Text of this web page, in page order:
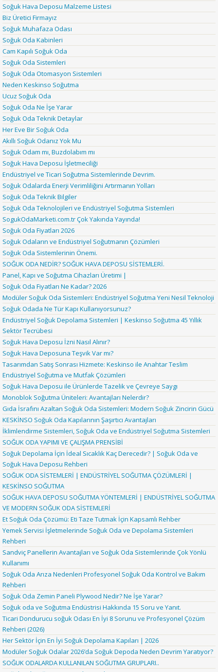
Soğuk Hava Deposu Malzeme Listesi
Biz Üretici Firmayız
Soğuk Muhafaza Odası
Soğuk Oda Kabinleri
Cam Kapılı Soğuk Oda
Soğuk Oda Sistemleri
Soğuk Oda Otomasyon Sistemleri
Neden Keskinso Soğutma
Ucuz Soğuk Oda
Soğuk Oda Ne İşe Yarar
Soğuk Oda Teknik Detaylar
Her Eve Bir Soğuk Oda
Akıllı Soğuk Odanız Yok Mu
Soğuk Odam mı, Buzdolabım mı
Soğuk Hava Deposu İşletmeciliği
Endüstriyel ve Ticari Soğutma Sistemlerinde Devrim.
Soğuk Odalarda Enerji Verimliliğini Artırmanın Yolları
Soğuk Oda Teknik Bilgiler
Soğuk Oda Teknolojileri ve Endüstriyel Soğutma Sistemleri
SogukOdaMarketi.com.tr Çok Yakında Yayında!
Soğuk Oda Fiyatları 2026
Soğuk Odaların ve Endüstriyel Soğutmanın Çözümleri
Soğuk Oda Sistemlerinin Önemi.
SOĞUK ODA NEDİR? SOĞUK HAVA DEPOSU SİSTEMLERİ.
Panel, Kapı ve Soğutma Cihazları Üretimi |
Soğuk Oda Fiyatları Ne Kadar? 2026
Modüler Soğuk Oda Sistemleri: Endüstriyel Soğutma Yeni Nesil Teknoloji
Soğuk Odada Ne Tür Kapı Kullanıyorsunuz?
Endüstriyel Soğuk Depolama Sistemleri | Keskinso Soğutma 45 Yıllık
Sektör Tecrübesi
Soğuk Hava Deposu İzni Nasıl Alınır?
Soğuk Hava Deposuna Teşvik Var mı?
Tasarımdan Satış Sonrası Hizmete: Keskinso ile Anahtar Teslim
Endüstriyel Soğutma ve Mutfak Çözümleri
Soğuk Hava Deposu ile Ürünlerde Tazelik ve Çevreye Saygı
Monoblok Soğutma Üniteleri: Avantajları Nelerdir?
Gıda İsrafını Azaltan Soğuk Oda Sistemleri: Modern Soğuk Zincirin Gücü
KESKİNSO Soğuk Oda Kapılarının Şaşırtıcı Avantajları
İklimlendirme Sistemleri, Soğuk Oda ve Endüstriyel Soğutma Sistemleri
SOĞUK ODA YAPIMI VE ÇALIŞMA PRENSİBİ
Soğuk Depolama İçin İdeal Sıcaklık Kaç Derecedir? | Soğuk Oda ve
Soğuk Hava Deposu Rehberi
SOĞUK ODA SİSTEMLERİ | ENDÜSTRİYEL SOĞUTMA ÇÖZÜMLERİ |
KESKİNSO SOĞUTMA
SOĞUK HAVA DEPOSU SOĞUTMA YÖNTEMLERİ | ENDÜSTRİYEL SOĞUTMA
VE MODERN SOĞUK ODA SİSTEMLERİ
Et Soğuk Oda Çözümü: Eti Taze Tutmak İçin Kapsamlı Rehber
Yemek Servisi İşletmelerinde Soğuk Oda ve Depolama Sistemleri
Rehberi
Sandviç Panellerin Avantajları ve Soğuk Oda Sistemlerinde Çok Yönlü
Kullanımı
Soğuk Oda Arıza Nedenleri Profesyonel Soğuk Oda Kontrol ve Bakım
Rehberi
Soğuk Oda Zemin Paneli Plywood Nedir? Ne İşe Yarar?
Soğuk oda ve Soğutma Endüstrisi Hakkında 15 Soru ve Yanıt.
Ticari Dondurucu soğuk Odası En İyi 8 Sorunu ve Profesyonel Çözüm
Rehberi (2026)
Her Sektör İçin En İyi Soğuk Depolama Kapıları | 2026
Modüler Soğuk Odalar 2026’da Soğuk Depoda Neden Devrim Yaratıyor?
SOĞUK ODALARDA KULLANILAN SOĞUTMA GRUPLARI..